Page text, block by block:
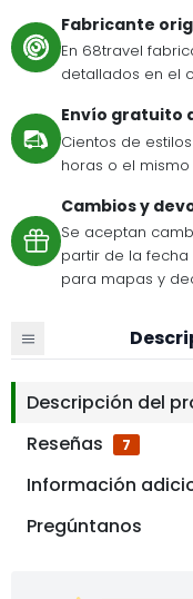
Fabricante
En 68travel
detallados en el
Envío gratuito
Cientos de
horas o el
Cambios y
Se aceptan
partir de la
para mapas y
Descripción del
Reseñas
7
Información
Pregúntanos